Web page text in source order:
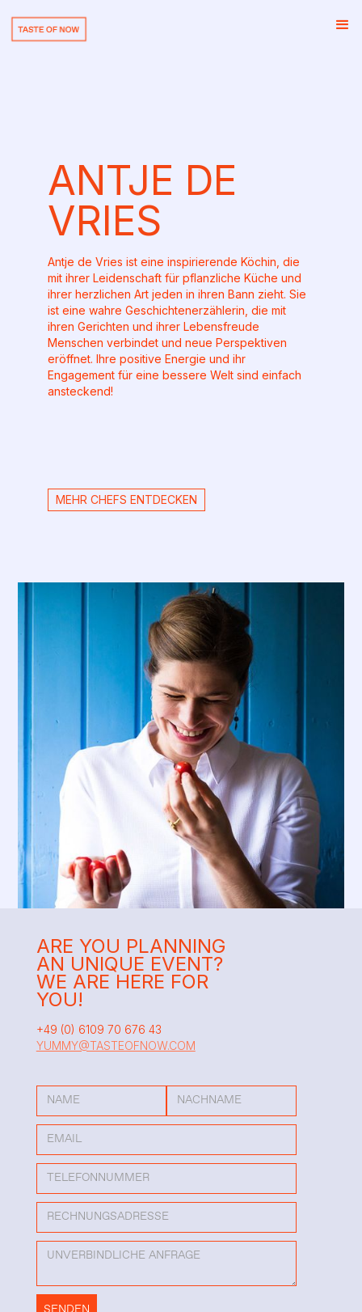
ANTJE DE
VRIES
Antje de Vries ist eine inspirierende Köchin, die
mit ihrer Leidenschaft für pflanzliche Küche und
ihrer herzlichen Art jeden in ihren Bann zieht. Sie
ist eine wahre Geschichtenerzählerin, die mit
ihren Gerichten und ihrer Lebensfreude
Menschen verbindet und neue Perspektiven
eröffnet. Ihre positive Energie und ihr
Engagement für eine bessere Welt sind einfach
ansteckend!
MEHR CHEFS ENTDECKEN
ARE YOU PLANNING
AN UNIQUE EVENT?
WE ARE HERE FOR
YOU!
+49 (0) 6109 70 676 43
YUMMY@TASTEOFNOW.COM